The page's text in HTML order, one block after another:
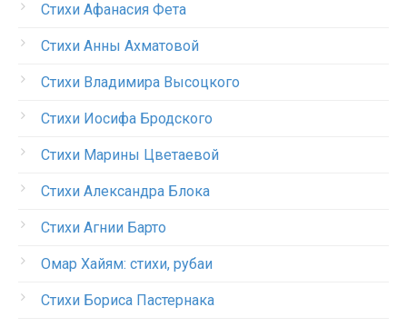
Стихи Афанасия Фета
Стихи Анны Ахматовой
Стихи Владимира Высоцкого
Стихи Иосифа Бродского
Стихи Марины Цветаевой
Стихи Александра Блока
Стихи Агнии Барто
Омар Хайям: стихи, рубаи
Стихи Бориса Пастернака